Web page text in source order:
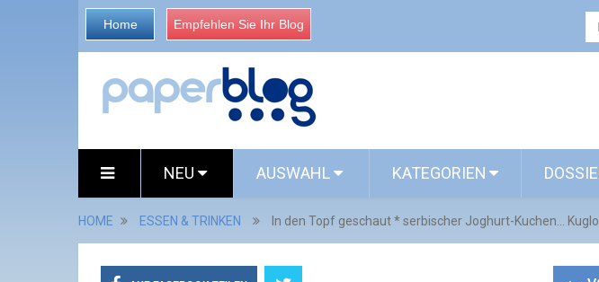
Home Empfehlen Sie Ihr Blog
NEU AUSWAHL KATEGORIEN
HOME ESSEN & TRINKEN In den Topf geschaut * serbischer Joghurt-Kuchen...